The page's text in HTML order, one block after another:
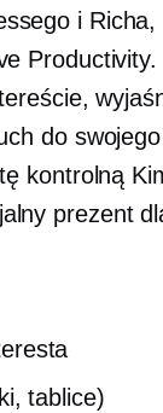
i
do
kontrolną
prezent
tablice)